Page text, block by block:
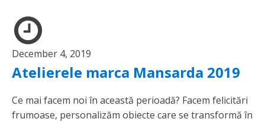
December 4, 2019
Atelierele marca Mansarda 2019
Ce mai facem noi în această perioadă? Facem felicitări
frumoase, personalizăm obiecte care se transformă în